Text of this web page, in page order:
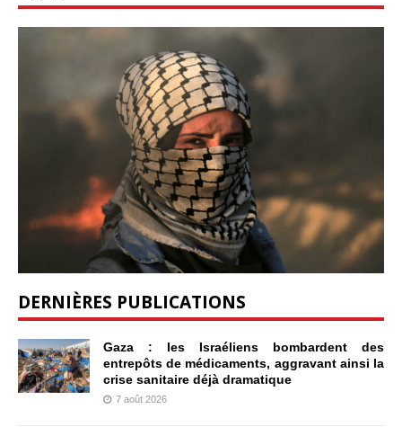
DERNIÈRES PUBLICATIONS
Gaza : les Israéliens bombardent des
entrepôts de médicaments, aggravant ainsi la
crise sanitaire déjà dramatique
7 août 2026